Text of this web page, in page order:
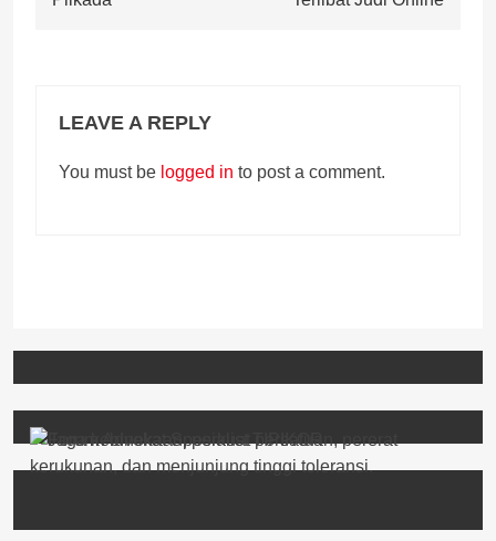
LEAVE A REPLY
You must be logged in to post a comment.